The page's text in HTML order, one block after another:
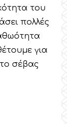
του
πολλές
για
σέβας